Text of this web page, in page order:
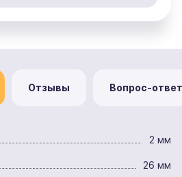
Отзывы Вопрос-ответ
2 мм
26 мм